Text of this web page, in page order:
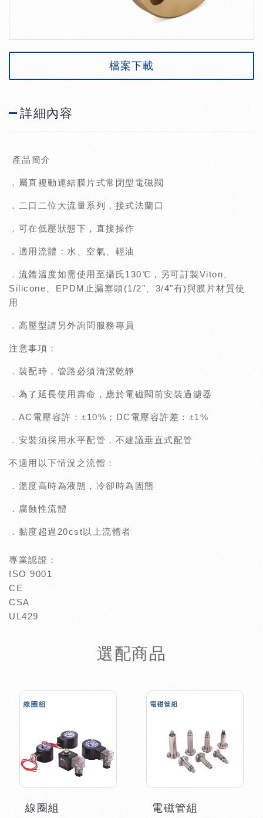
檔案下載
詳細內容
產品簡介
．屬直複動連結膜片式常閉型電磁閥
．二口二位大流量系列，接式法蘭口
．可在低壓狀態下，直接操作
．適用流體：水、空氣、輕油
．流體溫度如需使用至攝氏130℃，另可訂製Viton、
Silicone、EPDM止漏塞頭(1/2"、3/4"有)與膜片材質使
用
．高壓型請另外詢問服務專員
注意事項：
．裝配時，管路必須清潔乾靜
．為了延長使用壽命，應於電磁閥前安裝過濾器
．AC電壓容許：±10%；DC電壓容許差：±1%
．安裝須採用水平配管，不建議垂直式配管
不適用以下情況之流體：
．溫度高時為液態，冷卻時為固態
．腐蝕性流體
．黏度超過20cst以上流體者
專業認證：
ISO 9001
CE
CSA
UL429
選配商品
線圈組 電磁管組